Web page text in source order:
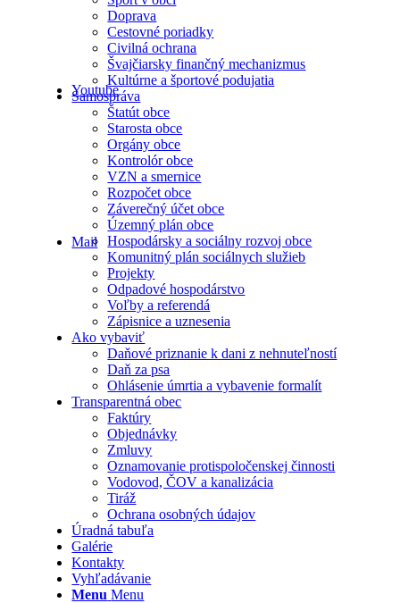
Youtube
Mail
Doprava
Cestovné poriadky
Civilná ochrana
Švajčiarsky finančný mechanizmus
Kultúrne a športové podujatia
Samospráva
Štatút obce
Starosta obce
Orgány obce
Kontrolór obce
VZN a smernice
Rozpočet obce
Záverečný účet obce
Územný plán obce
Hospodársky a sociálny rozvoj obce
Komunitný plán sociálnych služieb
Projekty
Odpadové hospodárstvo
Voľby a referendá
Zápisnice a uznesenia
Ako vybaviť
Daňové priznanie k dani z nehnuteľností
Daň za psa
Ohlásenie úmrtia a vybavenie formalít
Transparentná obec
Faktúry
Objednávky
Zmluvy
Oznamovanie protispoločenskej činnosti
Vodovod, ČOV a kanalizácia
Tiráž
Ochrana osobných údajov
Úradná tabuľa
Galérie
Kontakty
Vyhľadávanie
Menu Menu